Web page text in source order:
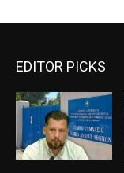
EDITOR PICKS